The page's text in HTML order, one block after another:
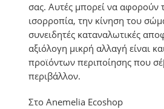
σας. Αυτές μπορεί να αφορούν
ισορροπία, την κίνηση του
συνειδητές καταναλωτικές
αξιόλογη μικρή αλλαγή είναι
προϊόντων περιποίησης που
περιβάλλον.
Στο Anemelia Ecoshop